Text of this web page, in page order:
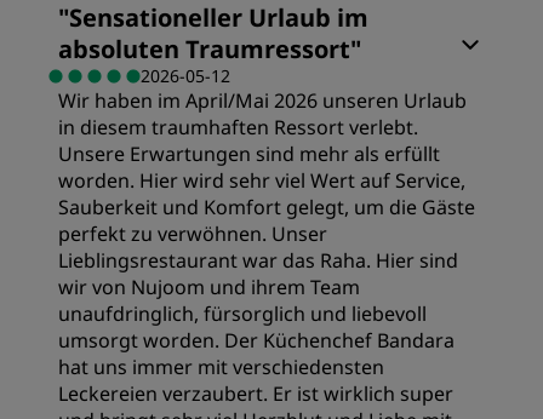
"Sensationeller Urlaub im
absoluten Traumressort"
2026-05-12
Wir haben im April/Mai 2026 unseren Urlaub
in diesem traumhaften Ressort verlebt.
Unsere Erwartungen sind mehr als erfüllt
worden. Hier wird sehr viel Wert auf Service,
Sauberkeit und Komfort gelegt, um die Gäste
perfekt zu verwöhnen. Unser
Lieblingsrestaurant war das Raha. Hier sind
wir von Nujoom und ihrem Team
unaufdringlich, fürsorglich und liebevoll
umsorgt worden. Der Küchenchef Bandara
hat uns immer mit verschiedensten
Leckereien verzaubert. Er ist wirklich super